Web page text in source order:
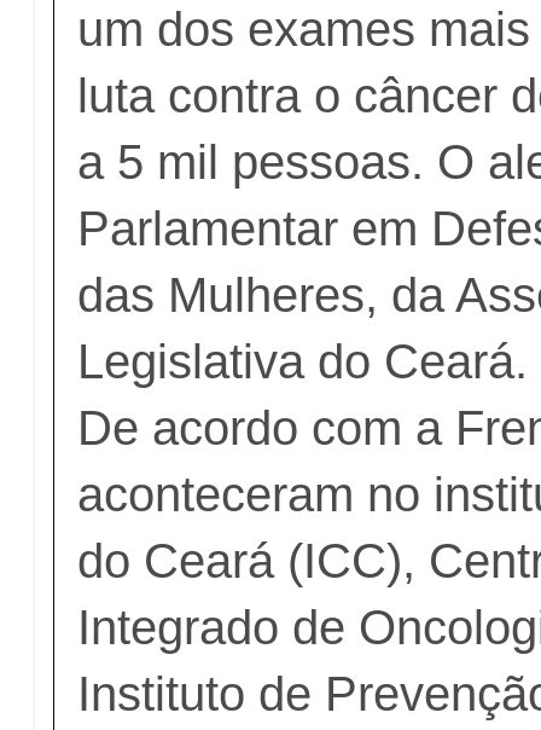
um dos exames
luta contra o câncer
a 5 mil pessoas. O
Parlamentar em
das Mulheres, da
Legislativa do Ceará.
De acordo com a
aconteceram no
do Ceará (ICC),
Integrado de
Instituto de